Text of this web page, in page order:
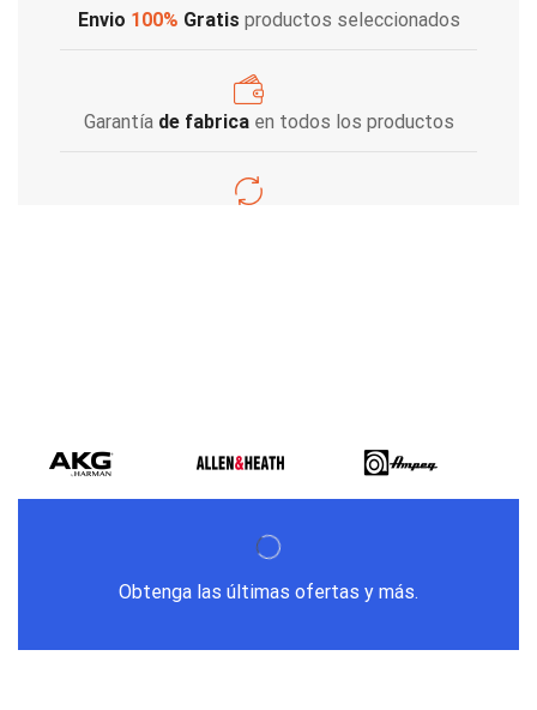
Envio 100% Gratis productos seleccionados
Garantía de fabricaen todos los productos
Obtenga las últimas ofertas y más.